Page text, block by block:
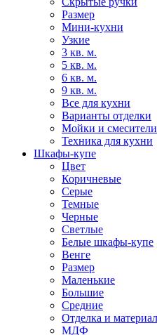
Размер
Мини-кухни
Узкие
3 кв. м.
5 кв. м.
6 кв. м.
9 кв. м.
Все для кухни
Варианты отделки
Мойки и смесители
Техника для кухни
Шкафы-купе
Цвет
Коричневые
Серые
Темные
Черные
Светлые
Белые шкафы-купе
Венге
Размер
Маленькие
Большие
Средние
Отделка и материал
МДФ